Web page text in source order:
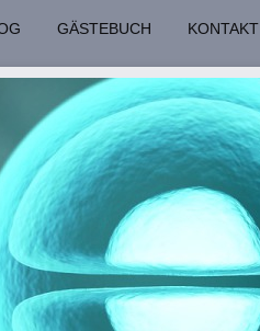
GÄSTEBUCH KONTAKT